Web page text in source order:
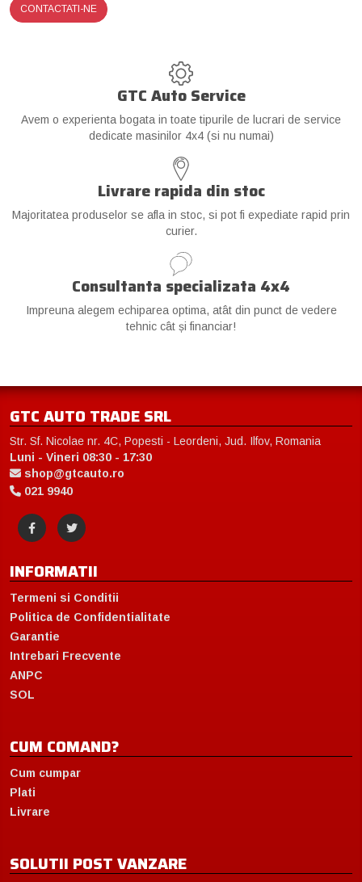
CONTACTATI-NE
GTC Auto Service
Avem o experienta bogata in toate tipurile de lucrari de service
dedicate masinilor 4x4 (si nu numai)
Livrare rapida din stoc
Majoritatea produselor se afla in stoc, si pot fi expediate rapid prin
curier.
Consultanta specializata 4x4
Impreuna alegem echiparea optima, atât din punct de vedere
tehnic cât și financiar!
GTC AUTO TRADE SRL
Str. Sf. Nicolae nr. 4C, Popesti - Leordeni, Jud. Ilfov, Romania
Luni - Vineri 08:30 - 17:30
shop@gtcauto.ro
021 9940
INFORMATII
Termeni si Conditii
Politica de Confidentialitate
Garantie
Intrebari Frecvente
ANPC
SOL
CUM COMAND?
Cum cumpar
Plati
Livrare
SOLUTII POST VANZARE